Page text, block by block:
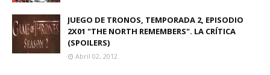
JUEGO DE TRONOS, TEMPORADA 2, EPISODIO
2X01 "THE NORTH REMEMBERS". LA CRÍTICA
(SPOILERS)
Abril 02, 2012